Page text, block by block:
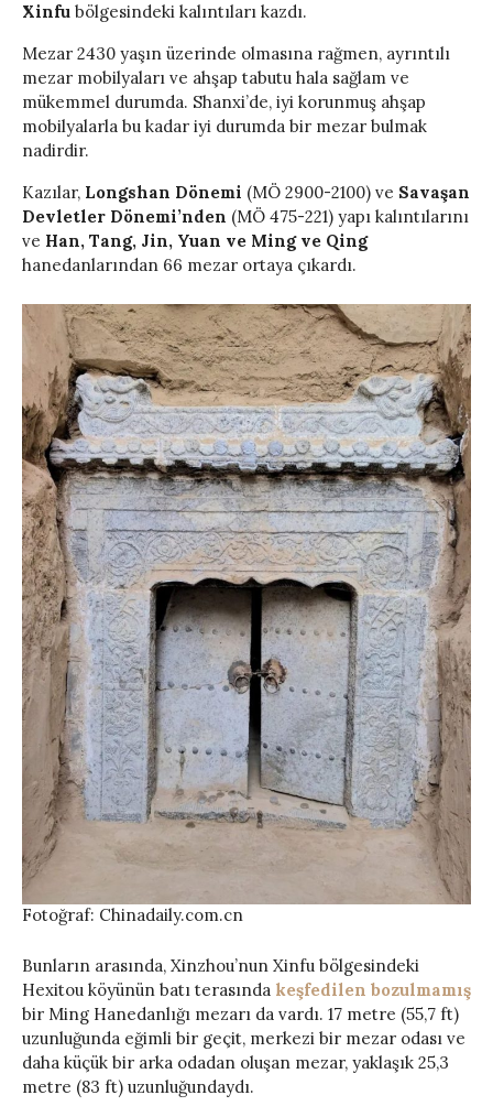
Xinfu bölgesindeki kalıntıları kazdı.
Mezar 2430 yaşın üzerinde olmasına rağmen, ayrıntılı
mezar mobilyaları ve ahşap tabutu hala sağlam ve
mükemmel durumda. Shanxi’de, iyi korunmuş ahşap
mobilyalarla bu kadar iyi durumda bir mezar bulmak
nadirdir.
Kazılar, Longshan Dönemi (MÖ 2900-2100) ve Savaşan
Devletler Dönemi’nden (MÖ 475-221) yapı kalıntılarını
ve Han, Tang, Jin, Yuan ve Ming ve Qing
hanedanlarından 66 mezar ortaya çıkardı.
Fotoğraf: Chinadaily.com.cn
Bunların arasında, Xinzhou’nun Xinfu bölgesindeki
Hexitou köyünün batı terasında keşfedilen bozulmamış
bir Ming Hanedanlığı mezarı da vardı. 17 metre (55,7 ft)
uzunluğunda eğimli bir geçit, merkezi bir mezar odası ve
daha küçük bir arka odadan oluşan mezar, yaklaşık 25,3
metre (83 ft) uzunluğundaydı.